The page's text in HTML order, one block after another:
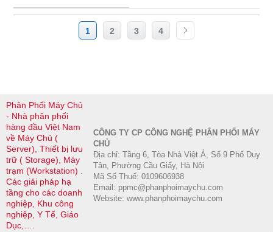
1 2 3 4
Phân Phối Máy Chủ
- Nhà phân phối
hàng đầu Việt Nam
về Máy Chủ (
Server), Thiết bị lưu
trữ ( Storage), Máy
trạm (Workstation) .
Các giải pháp hạ
tầng cho các doanh
nghiệp, Khu công
nghiệp, Y Tế, Giáo
Dục,….
CÔNG TY CP CÔNG NGHỆ PHÂN PHỐI MÁY
CHỦ
Địa chỉ: Tầng 6, Tòa Nhà Việt Á, Số 9 Phố Duy
Tân, Phường Cầu Giấy, Hà Nội
Mã Số Thuế: 0109606938
Email: ppmc@phanphoimaychu.com
Website: www.phanphoimaychu.com